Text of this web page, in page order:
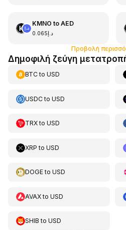
KMNO to AED
د.إ0.065
Προβολή
Δημοφιλή ζεύγη
BTCto USD
USDCto USD
TRXto USD
XRP to USD
DOGEto USD
AVAXto USD
SHIB to USD